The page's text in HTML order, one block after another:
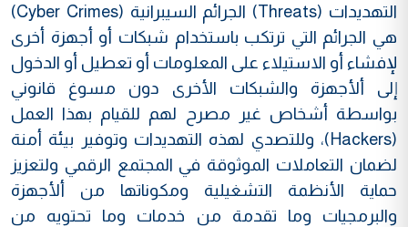
التهديدات (Threats) الجرائم السيبرانية (Cyber Crimes)
هي الجرائم التي ترتكب باستخدام شبكات أو أجهزة أخرى
لإفشاء أو الاستيلاء على المعلومات أو تعطيل أو الدخول
إلى ألأجهزة والشبكات الأخرى دون مسوغ قانوني
بواسطة أشخاص غير مصرح لهم للقيام بهذا العمل
(Hackers)، وللتصدي لهذه التهديدات وتوفير بيئة أمنة
لضمان التعاملات الموثوقة في المجتمع الرقمي ولتعزيز
حماية الأنظمة التشغيلية ومكوناتها من ألأجهزة
والبرمجيات وما تقدمة من خدمات وما تحتويه من